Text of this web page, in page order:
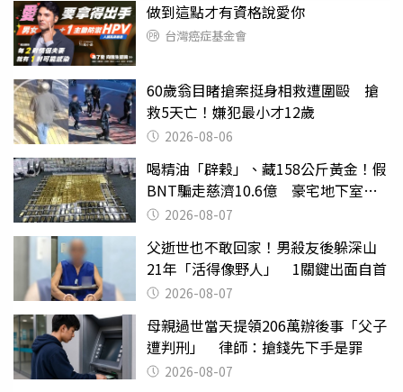
做到這點才有資格說愛你
台灣癌症基金會
60歲翁目睹搶案挺身相救遭圍毆 搶
救5天亡！嫌犯最小才12歲
2026-08-06
喝精油「辟穀」、藏158公斤黃金！假
BNT騙走慈濟10.6億 豪宅地下室竟
挖出乾鮑金庫
2026-08-07
父逝世也不敢回家！男殺友後躲深山
21年「活得像野人」 1關鍵出面自首
2026-08-07
母親過世當天提領206萬辦後事「父子
遭判刑」 律師：搶錢先下手是罪
2026-08-07